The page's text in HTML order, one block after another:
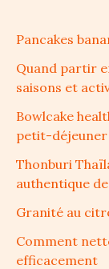
Pancakes
Quand partir
saisons et
Bowlcake
petit-déjeuner
Thonburi
authentique
Granité au
Comment
efficacement